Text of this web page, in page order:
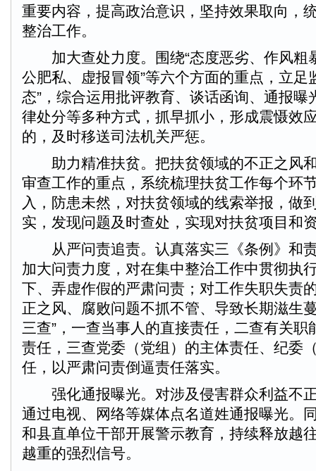
重要内容，提高政治意识，坚持效果取向，
整治工作。
加大查处力度。围绕“态度恶劣、作风粗
公肥私、虚报冒领”等六个方面的重点，立足
态”，综合运用批评教育、谈话函询、通报曝
律处分等多种方式，抓早抓小，形成震慑效
的，及时移送司法机关严惩。
助力精准扶贫。把扶贫领域的不正之风
审查工作的重点，系统梳理扶贫工作每个环
入，防患未然，对扶贫领域的线索举报，做
实，发现问题及时查处，实现对扶贫项目和
从严问责追责。认真落实三《条例》和
加大问责力度，对在集中整治工作中贯彻执
下、弄虚作假的严肃问责；对工作失职失责
正之风、腐败问题不抓不管、导致长期滋生
三查”，一查当事人的直接责任，二查有关职
责任，三查党委（党组）的主体责任、纪委
任，以严肃问责倒逼责任落实。
强化通报曝光。对涉及侵害群众利益不
通过电视、网络等媒体点名道姓通报曝光。
和县直单位干部开展警示教育，持续释放越
越重的强烈信号。